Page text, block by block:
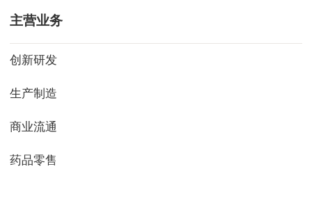
主营业务
创新研发
生产制造
商业流通
药品零售